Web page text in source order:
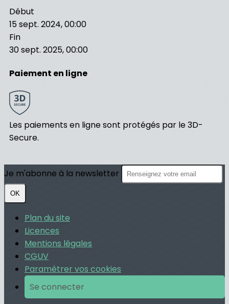
Début
15 sept. 2024, 00:00
Fin
30 sept. 2025, 00:00
Paiement en ligne
Les paiements en ligne sont protégés par le 3D-
Secure.
Je m'abonne à la newsletter
OK
Plan du site
Licences
Mentions légales
CGUV
Paramétrer vos cookies
Se connecter